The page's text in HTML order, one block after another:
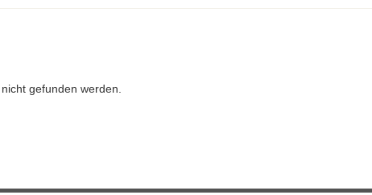
gefunden werden.